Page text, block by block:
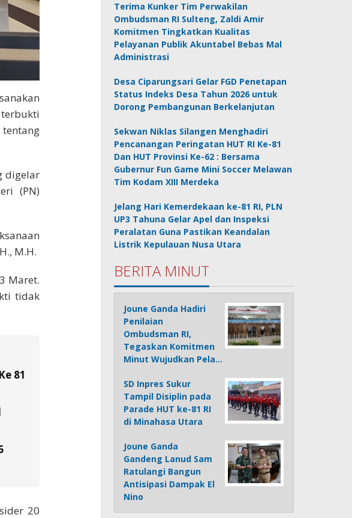
digelar
(PN)
M.H.
Maret.
tidak
81
20
Terima Kunker Tim Perwakilan
Ombudsman RI Sulteng, Zaldi Amir
Komitmen Tingkatkan Kualitas
Pelayanan Publik Akuntabel Bebas Mal
Administrasi
Desa Ciparungsari Gelar FGD Penetapan
Status Indeks Desa Tahun 2026 untuk
Dorong Pembangunan Berkelanjutan
Sekwan Niklas Silangen Menghadiri
Pencanangan Peringatan HUT RI Ke-81
Dan HUT Provinsi Ke-62 : Bersama
Gubernur Fun Game Mini Soccer Melawan
Tim Kodam XIII Merdeka
Jelang Hari Kemerdekaan ke-81 RI, PLN
UP3 Tahuna Gelar Apel dan Inspeksi
Peralatan Guna Pastikan Keandalan
Listrik Kepulauan Nusa Utara
BERITA MINUT
Joune Ganda Hadiri
Penilaian
Ombudsman RI,
Tegaskan Komitmen
Minut Wujudkan Pela…
SD Inpres Sukur
Tampil Disiplin pada
Parade HUT ke-81 RI
di Minahasa Utara
Joune Ganda
Gandeng Lanud Sam
Ratulangi Bangun
Antisipasi Dampak El
Nino